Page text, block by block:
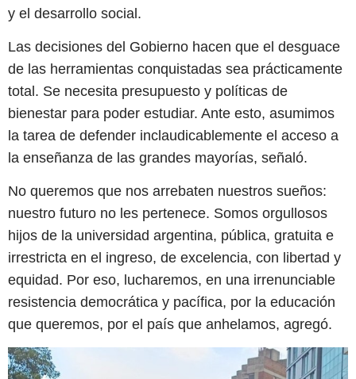
y el desarrollo social.
Las decisiones del Gobierno hacen que el desguace
de las herramientas conquistadas sea prácticamente
total. Se necesita presupuesto y políticas de
bienestar para poder estudiar. Ante esto, asumimos
la tarea de defender inclaudicablemente el acceso a
la enseñanza de las grandes mayorías, señaló.
No queremos que nos arrebaten nuestros sueños:
nuestro futuro no les pertenece. Somos orgullosos
hijos de la universidad argentina, pública, gratuita e
irrestricta en el ingreso, de excelencia, con libertad y
equidad. Por eso, lucharemos, en una irrenunciable
resistencia democrática y pacífica, por la educación
que queremos, por el país que anhelamos, agregó.